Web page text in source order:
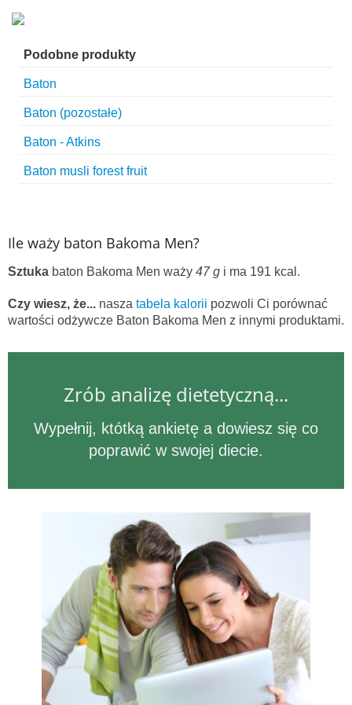
Podobne produkty
Baton
Baton (pozostałe)
Baton - Atkins
Baton musli forest fruit
Ile waży baton Bakoma Men?
Sztuka baton Bakoma Men waży 47 g i ma 191 kcal.
Czy wiesz, że... nasza tabela kalorii pozwoli Ci porównać
wartości odżywcze Baton Bakoma Men z innymi produktami.
Zrób analizę dietetyczną...
Wypełnij, któtką ankietę a dowiesz się co
poprawić w swojej diecie.